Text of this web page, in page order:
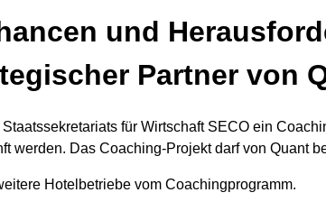
und
Partner von
für Wirtschaft SECO ein
werden. Das Coaching-Projekt darf von Quant
Hotelbetriebe vom Coachingprogramm.